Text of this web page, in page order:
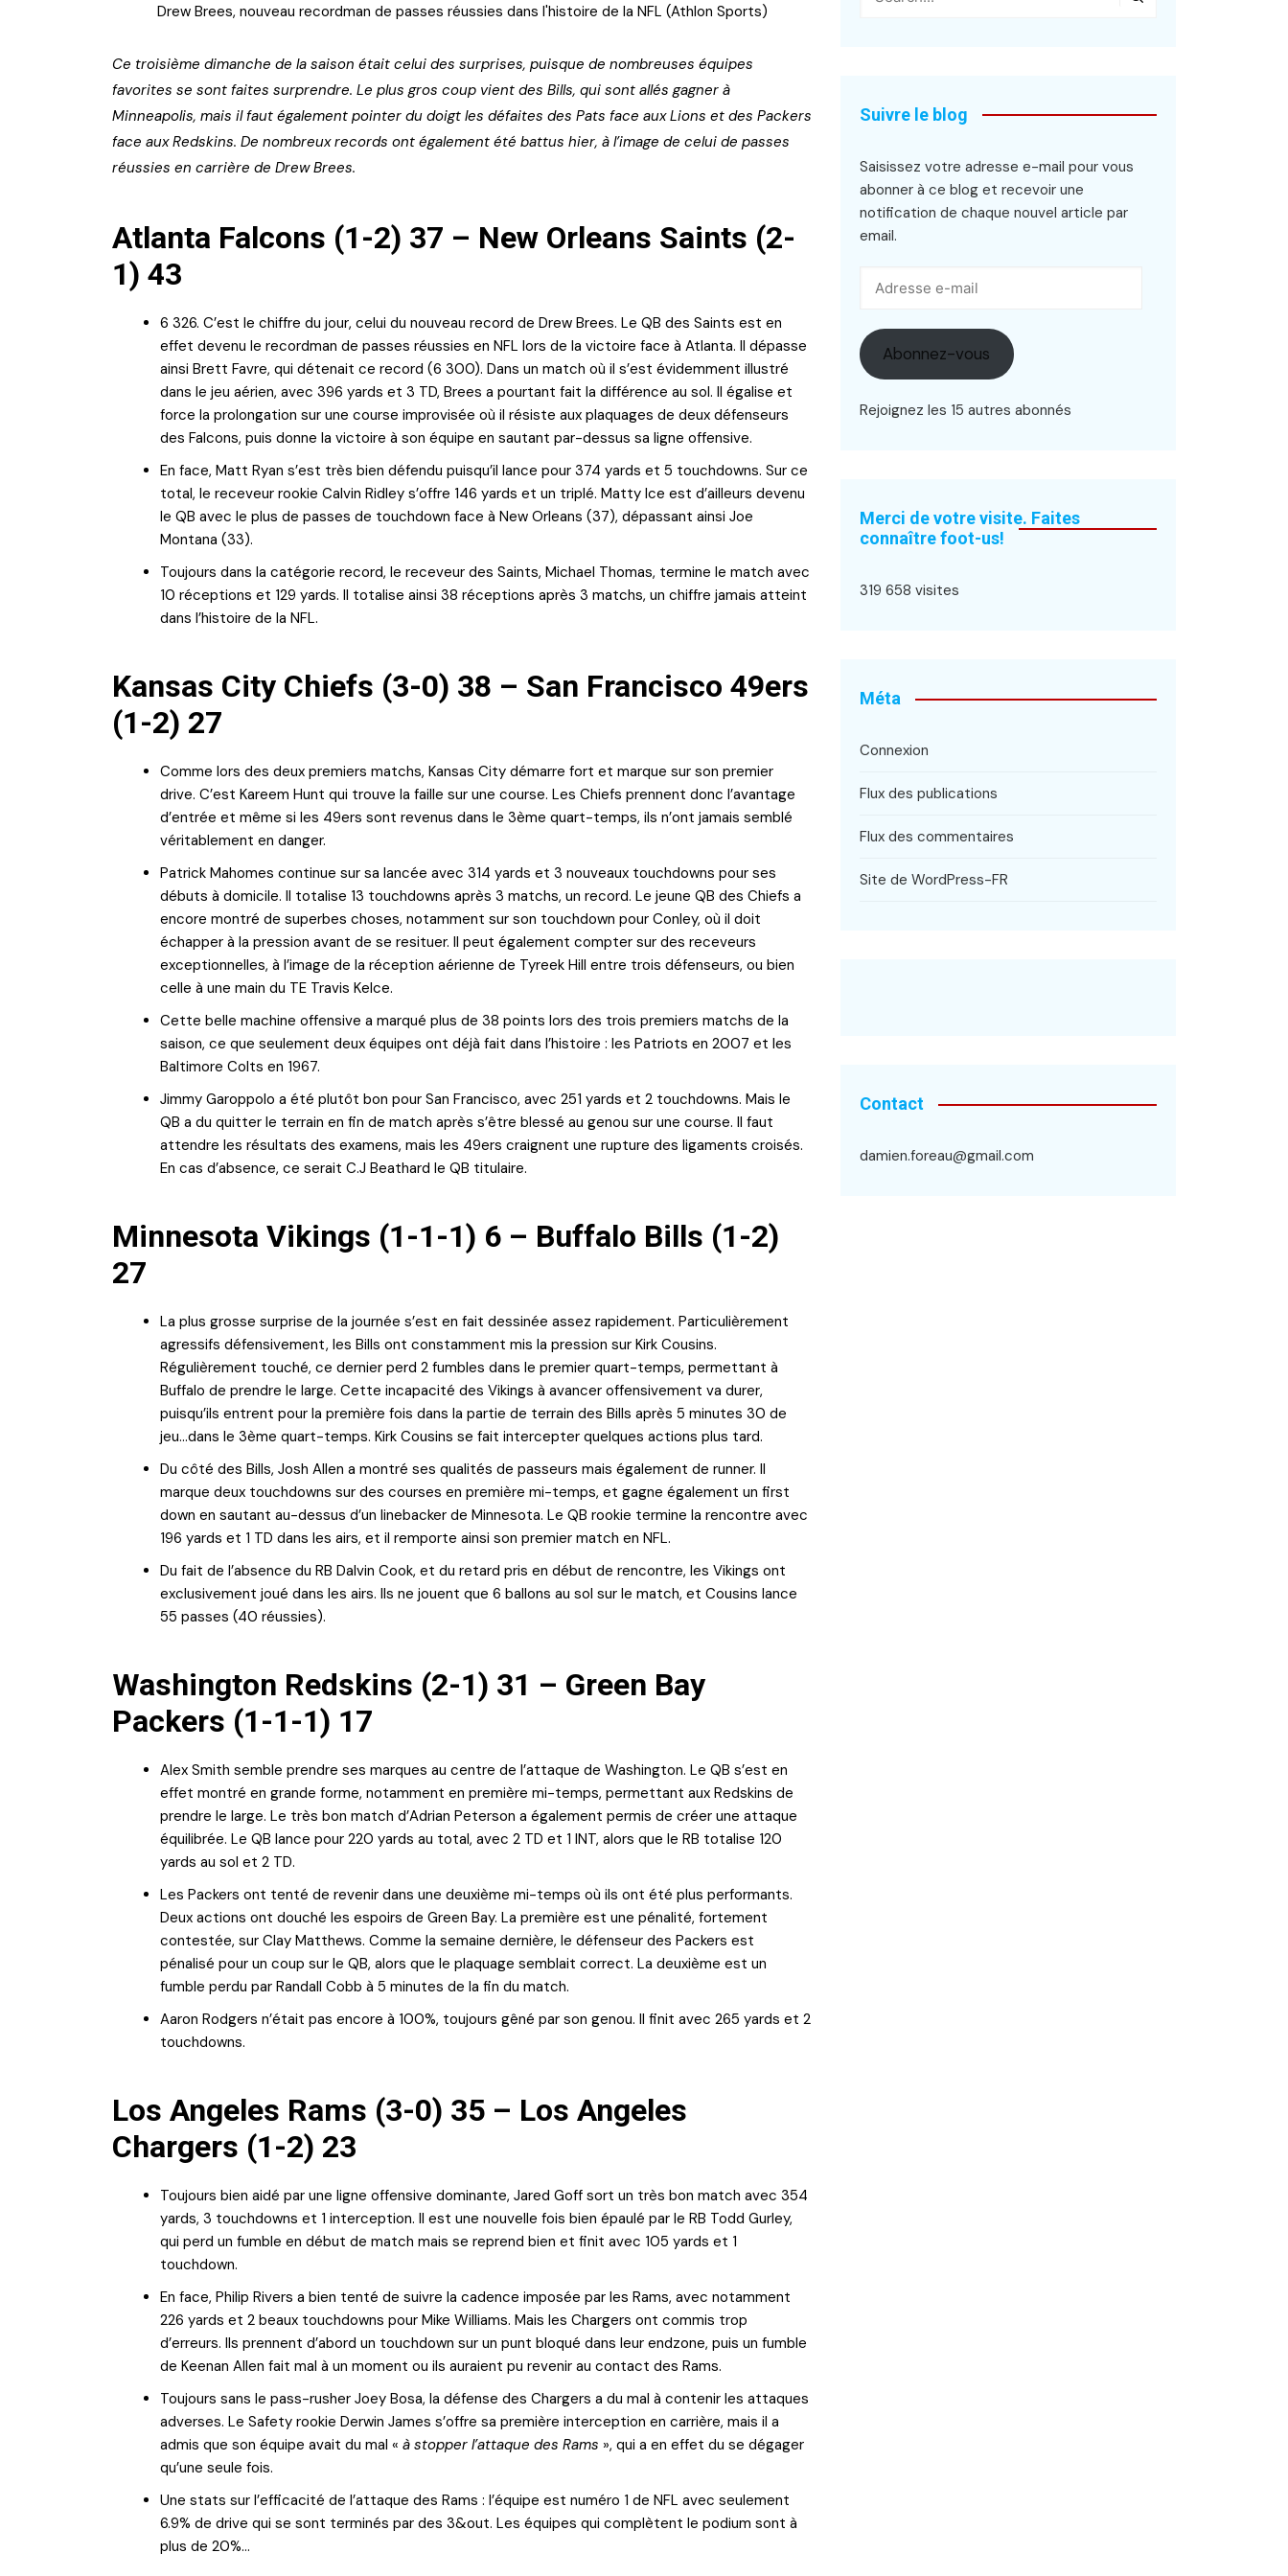
Drew Brees, nouveau recordman de passes réussies dans l'histoire de la NFL (Athlon Sports)
Ce troisième dimanche de la saison était celui des surprises, puisque de nombreuses équipes
favorites se sont faites surprendre. Le plus gros coup vient des Bills, qui sont allés gagner à
Minneapolis, mais il faut également pointer du doigt les défaites des Pats face aux Lions et des Packers
face aux Redskins. De nombreux records ont également été battus hier, à l’image de celui de passes
réussies en carrière de Drew Brees.
Atlanta Falcons (1-2) 37 – New Orleans Saints (2-
1) 43
6 326. C’est le chiffre du jour, celui du nouveau record de Drew Brees. Le QB des Saints est en
effet devenu le recordman de passes réussies en NFL lors de la victoire face à Atlanta. Il dépasse
ainsi Brett Favre, qui détenait ce record (6 300). Dans un match où il s’est évidemment illustré
dans le jeu aérien, avec 396 yards et 3 TD, Brees a pourtant fait la différence au sol. Il égalise et
force la prolongation sur une course improvisée où il résiste aux plaquages de deux défenseurs
des Falcons, puis donne la victoire à son équipe en sautant par-dessus sa ligne offensive.
En face, Matt Ryan s’est très bien défendu puisqu’il lance pour 374 yards et 5 touchdowns. Sur ce
total, le receveur rookie Calvin Ridley s’offre 146 yards et un triplé. Matty Ice est d’ailleurs devenu
le QB avec le plus de passes de touchdown face à New Orleans (37), dépassant ainsi Joe
Montana (33).
Toujours dans la catégorie record, le receveur des Saints, Michael Thomas, termine le match avec
10 réceptions et 129 yards. Il totalise ainsi 38 réceptions après 3 matchs, un chiffre jamais atteint
dans l’histoire de la NFL.
Kansas City Chiefs (3-0) 38 – San Francisco 49ers
(1-2) 27
Comme lors des deux premiers matchs, Kansas City démarre fort et marque sur son premier
drive. C’est Kareem Hunt qui trouve la faille sur une course. Les Chiefs prennent donc l’avantage
d’entrée et même si les 49ers sont revenus dans le 3ème quart-temps, ils n’ont jamais semblé
véritablement en danger.
Patrick Mahomes continue sur sa lancée avec 314 yards et 3 nouveaux touchdowns pour ses
débuts à domicile. Il totalise 13 touchdowns après 3 matchs, un record. Le jeune QB des Chiefs a
encore montré de superbes choses, notamment sur son touchdown pour Conley, où il doit
échapper à la pression avant de se resituer. Il peut également compter sur des receveurs
exceptionnelles, à l’image de la réception aérienne de Tyreek Hill entre trois défenseurs, ou bien
celle à une main du TE Travis Kelce.
Cette belle machine offensive a marqué plus de 38 points lors des trois premiers matchs de la
saison, ce que seulement deux équipes ont déjà fait dans l’histoire : les Patriots en 2007 et les
Baltimore Colts en 1967.
Jimmy Garoppolo a été plutôt bon pour San Francisco, avec 251 yards et 2 touchdowns. Mais le
QB a du quitter le terrain en fin de match après s’être blessé au genou sur une course. Il faut
attendre les résultats des examens, mais les 49ers craignent une rupture des ligaments croisés.
En cas d’absence, ce serait C.J Beathard le QB titulaire.
Minnesota Vikings (1-1-1) 6 – Buffalo Bills (1-2)
27
La plus grosse surprise de la journée s’est en fait dessinée assez rapidement. Particulièrement
agressifs défensivement, les Bills ont constamment mis la pression sur Kirk Cousins.
Régulièrement touché, ce dernier perd 2 fumbles dans le premier quart-temps, permettant à
Buffalo de prendre le large. Cette incapacité des Vikings à avancer offensivement va durer,
puisqu’ils entrent pour la première fois dans la partie de terrain des Bills après 5 minutes 30 de
jeu…dans le 3ème quart-temps. Kirk Cousins se fait intercepter quelques actions plus tard.
Du côté des Bills, Josh Allen a montré ses qualités de passeurs mais également de runner. Il
marque deux touchdowns sur des courses en première mi-temps, et gagne également un first
down en sautant au-dessus d’un linebacker de Minnesota. Le QB rookie termine la rencontre avec
196 yards et 1 TD dans les airs, et il remporte ainsi son premier match en NFL.
Du fait de l’absence du RB Dalvin Cook, et du retard pris en début de rencontre, les Vikings ont
exclusivement joué dans les airs. Ils ne jouent que 6 ballons au sol sur le match, et Cousins lance
55 passes (40 réussies).
Washington Redskins (2-1) 31 – Green Bay
Packers (1-1-1) 17
Alex Smith semble prendre ses marques au centre de l’attaque de Washington. Le QB s’est en
effet montré en grande forme, notamment en première mi-temps, permettant aux Redskins de
prendre le large. Le très bon match d’Adrian Peterson a également permis de créer une attaque
équilibrée. Le QB lance pour 220 yards au total, avec 2 TD et 1 INT, alors que le RB totalise 120
yards au sol et 2 TD.
Les Packers ont tenté de revenir dans une deuxième mi-temps où ils ont été plus performants.
Deux actions ont douché les espoirs de Green Bay. La première est une pénalité, fortement
contestée, sur Clay Matthews. Comme la semaine dernière, le défenseur des Packers est
pénalisé pour un coup sur le QB, alors que le plaquage semblait correct. La deuxième est un
fumble perdu par Randall Cobb à 5 minutes de la fin du match.
Aaron Rodgers n’était pas encore à 100%, toujours gêné par son genou. Il finit avec 265 yards et 2
touchdowns.
Los Angeles Rams (3-0) 35 – Los Angeles
Chargers (1-2) 23
Toujours bien aidé par une ligne offensive dominante, Jared Goff sort un très bon match avec 354
yards, 3 touchdowns et 1 interception. Il est une nouvelle fois bien épaulé par le RB Todd Gurley,
qui perd un fumble en début de match mais se reprend bien et finit avec 105 yards et 1
touchdown.
En face, Philip Rivers a bien tenté de suivre la cadence imposée par les Rams, avec notamment
226 yards et 2 beaux touchdowns pour Mike Williams. Mais les Chargers ont commis trop
d’erreurs. Ils prennent d’abord un touchdown sur un punt bloqué dans leur endzone, puis un fumble
de Keenan Allen fait mal à un moment ou ils auraient pu revenir au contact des Rams.
Toujours sans le pass-rusher Joey Bosa, la défense des Chargers a du mal à contenir les attaques
adverses. Le Safety rookie Derwin James s’offre sa première interception en carrière, mais il a
admis que son équipe avait du mal « à stopper l’attaque des Rams », qui a en effet du se dégager
qu’une seule fois.
Une stats sur l’efficacité de l’attaque des Rams : l’équipe est numéro 1 de NFL avec seulement
6.9% de drive qui se sont terminés par des 3&out. Les équipes qui complètent le podium sont à
plus de 20%…
Suivre le blog
Saisissez votre adresse e-mail pour vous
abonner à ce blog et recevoir une
notification de chaque nouvel article par
email.
Abonnez-vous
Rejoignez les 15 autres abonnés
Merci de votre visite. Faites
connaître foot-us!
319 658 visites
Méta
Connexion
Flux des publications
Flux des commentaires
Site de WordPress-FR
Contact
damien.foreau@gmail.com